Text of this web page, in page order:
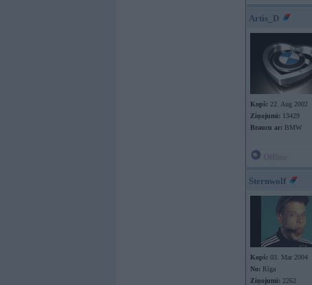
Artis_D
Kopš: 22. Aug 2002
Ziņojumi: 13429
Braucu ar: BMW
Sternwolf
Kopš: 03. Mar 2004
No: Rīga
Ziņojumi: 2262